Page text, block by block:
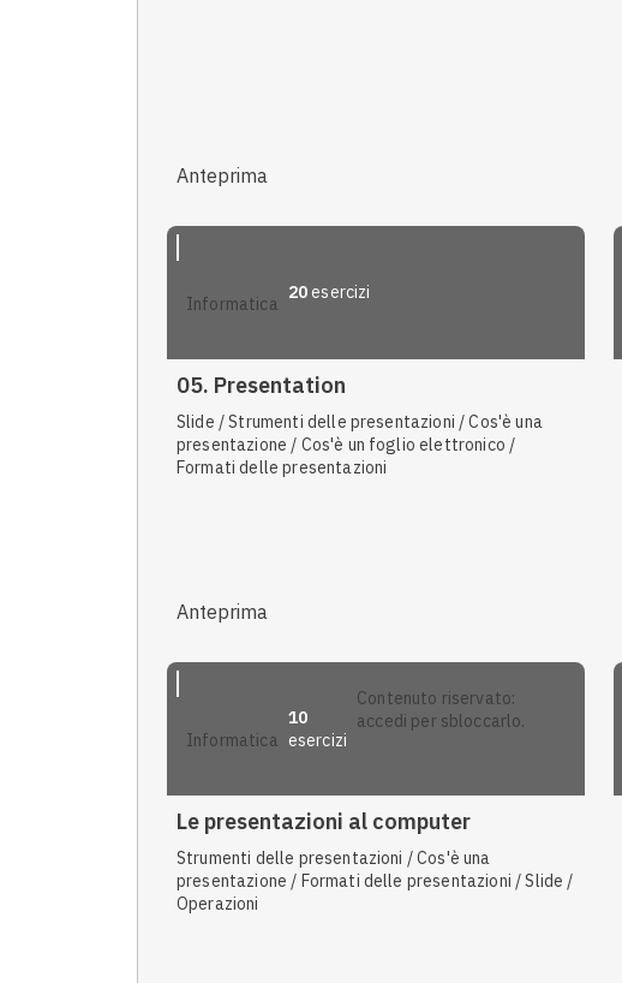
Anteprima
informatica
20 esercizi
05. Presentation
Slide / Strumenti delle presentazioni / Cos'è una
presentazione / Cos'è un foglio elettronico /
Formati delle presentazioni
Anteprima
informatica
10
esercizi
contenuto riservato:
accedi per sbloccarlo.
Le presentazioni al computer
Strumenti delle presentazioni / Cos'è una
presentazione / Formati delle presentazioni / Slide /
Operazioni